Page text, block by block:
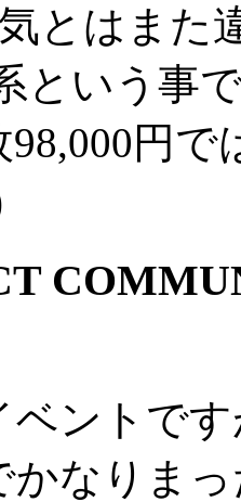
とはまた
という事
98,000円
ベントで
かなりま